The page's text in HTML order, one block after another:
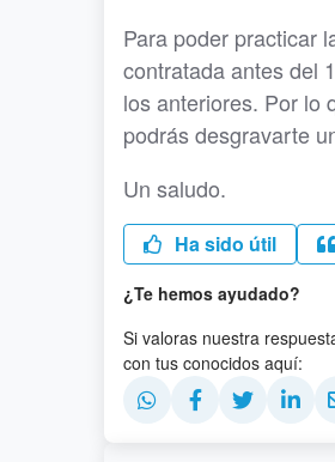
Para poder practicar
contratada antes del
los anteriores. Por lo
podrás desgravarte
Un saludo.
Ha sido útil
¿Te hemos ayudado?
Si valoras nuestra
con tus conocidos aquí: